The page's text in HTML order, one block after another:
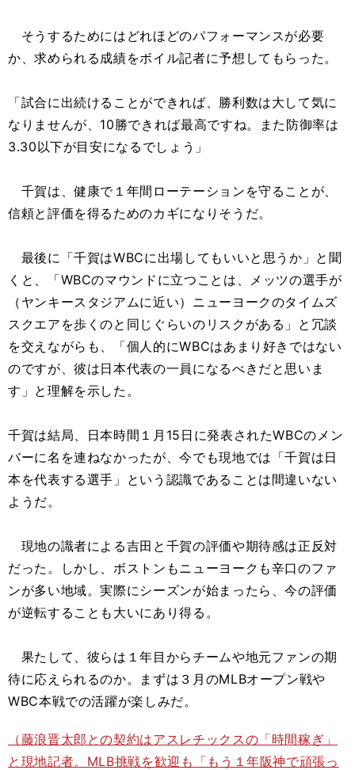
そうするためにはどれほどのパフォーマンスが必要
か、求められる成績をボイル記者に予想してもらった。
「試合に出続けることができれば、勝利数は大して気に
なりませんが、10勝できれば最高ですね。また防御率は
3.30以下が目安になるでしょう」
千賀は、健康で１年間ローテーションを守ることが、
信頼と評価を得るためのカギになりそうだ。
最後に「千賀はWBCに出場してもいいと思うか」と聞
くと、「WBCのマウンドに立つことは、メッツの選手が
（ヤンキースタジアムに近い）ニューヨークのタイムズ
スクエアを歩くのと同じぐらいのリスクがある」と冗談
を交えながらも、「個人的にWBCはあまり好きではない
のですが、彼は日本代表の一員になるべきだと思いま
す」と理解を示した。
千賀は結局、日本時間１月15日に発表されたWBCのメン
バーに名を連ねなかったが、今でも現地では「千賀は日
本を代表する選手」という認識であることは間違いない
ようだ。
現地の識者による吉田と千賀の評価や期待感は正反対
だった。しかし、ボストンもニューヨークも辛口のファ
ンが多い地域。実際にシーズンが始まったら、今の評価
が逆転することも大いにあり得る。
果たして、彼らは１年目からチームや地元ファンの期
待に応えられるのか。まずは３月のMLBオープン戦や
WBC本戦での活躍が楽しみだ。
（藤浪晋太郎との契約はアスレチックスの「時間稼ぎ」
と現地記者。MLB挑戦を歓迎も「もう１年阪神で頑張っ